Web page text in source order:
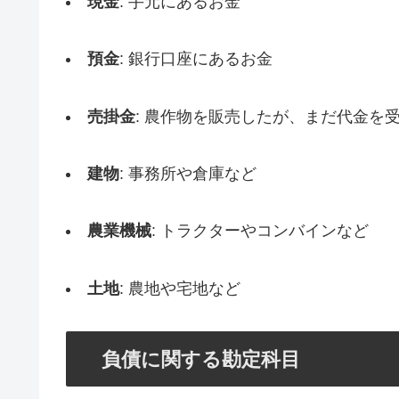
預金: 銀行口座にあるお金
売掛金: 農作物を販売したが、まだ代金を
建物: 事務所や倉庫など
農業機械: トラクターやコンバインなど
土地: 農地や宅地など
負債に関する勘定科目